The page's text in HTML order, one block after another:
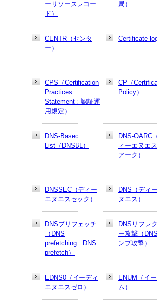
ーリソースレコー
ド）
局）
CENTR（センタ
ー）
Certificate
CPS（Certification
Practices
Statement：認証運
用規定）
CP（
Policy）
DNS-Based
List（DNSBL）
DNS-OARC
ィーエヌエ
アーク）
DNSSEC（ディー
エヌエスセック）
DNS（ディ
ヌエス）
DNSプリフェッチ
（DNS
prefetching、DNS
prefetch）
DNSリフレ
ー攻撃（
ンプ攻撃）
EDNS0（イーディ
エヌエスゼロ）
ENUM（イ
ム）